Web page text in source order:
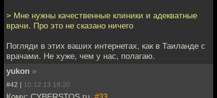
> Мне нужны качественные клиники и адекватные
врачи. Про это не сказано ничего
Погляди в этих ваших интернетах, как в Таиланде с
врачами. Не хуже, чем у нас, полагаю.
yukon »
#42 | 10.12.13 18:20